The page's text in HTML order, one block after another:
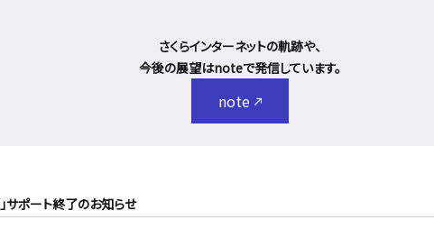
さくらインターネットの軌跡や、
今後の展望はnoteで発信しています。
note
ポート終了のお知らせ